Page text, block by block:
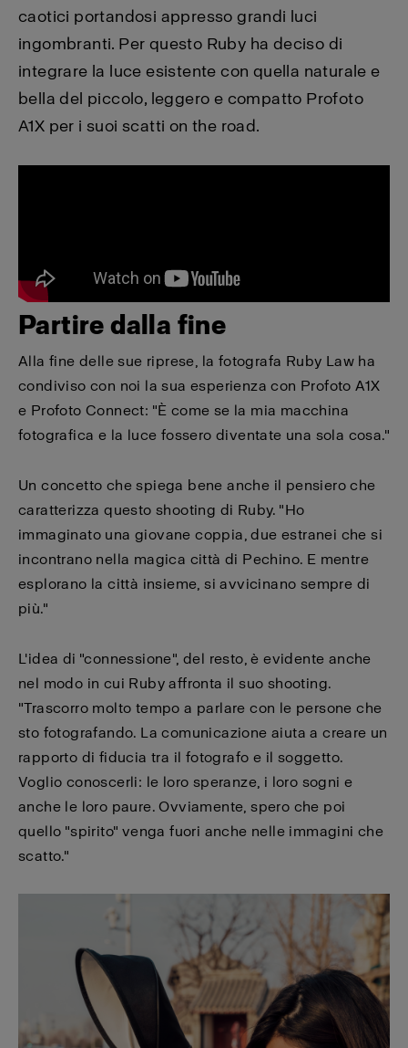
caotici portandosi appresso grandi luci
ingombranti. Per questo Ruby ha deciso di
integrare la luce esistente con quella naturale e
bella del piccolo, leggero e compatto Profoto
A1X per i suoi scatti on the road.
Partire dalla fine
Alla fine delle sue riprese, la fotografa Ruby Law ha
condiviso con noi la sua esperienza con Profoto A1X
e Profoto Connect: "È come se la mia macchina
fotografica e la luce fossero diventate una sola cosa."
Un concetto che spiega bene anche il pensiero che
caratterizza questo shooting di Ruby. "Ho
immaginato una giovane coppia, due estranei che si
incontrano nella magica città di Pechino. E mentre
esplorano la città insieme, si avvicinano sempre di
più."
L'idea di "connessione", del resto, è evidente anche
nel modo in cui Ruby affronta il suo shooting.
"Trascorro molto tempo a parlare con le persone che
sto fotografando. La comunicazione aiuta a creare un
rapporto di fiducia tra il fotografo e il soggetto.
Voglio conoscerli: le loro speranze, i loro sogni e
anche le loro paure. Ovviamente, spero che poi
quello "spirito" venga fuori anche nelle immagini che
scatto."